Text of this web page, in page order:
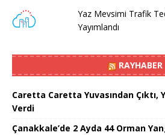
Yaz Mevsimi Trafik
Yayımlandı
RAYHABER
Caretta Caretta Yuvasından Çıktı,
Verdi
Çanakkale’de 2 Ayda 44 Orman